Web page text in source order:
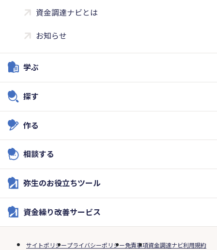
資金調達ナビとは
お知らせ
学ぶ
探す
作る
相談する
弥生のお役立ちツール
資金繰り改善サービス
サイトポリシープライバシーポリシー免責事項資金調達ナビ利用規約